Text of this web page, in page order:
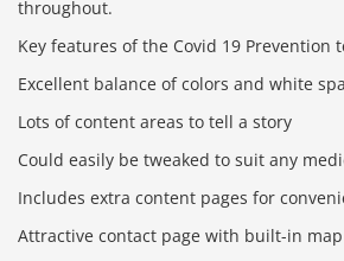
throughout.
Key features of the Covid 19 Prevention
Excellent balance of colors and white
Lots of content areas to tell a story
Could easily be tweaked to suit any
Includes extra content pages for
Attractive contact page with built-in map